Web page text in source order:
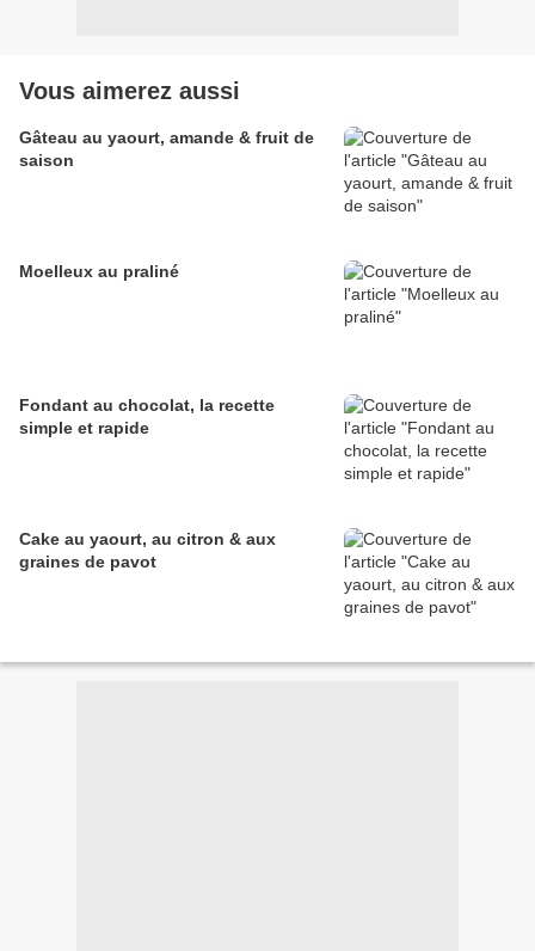
Vous aimerez aussi
Gâteau au yaourt, amande & fruit de
saison
Moelleux au praliné
Fondant au chocolat, la recette
simple et rapide
Cake au yaourt, au citron & aux
graines de pavot